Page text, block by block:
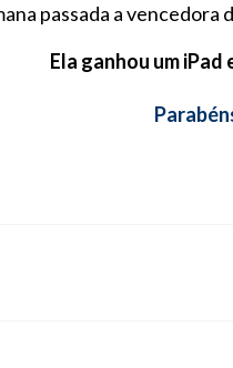
passada a vencedora
Ela ganhou um